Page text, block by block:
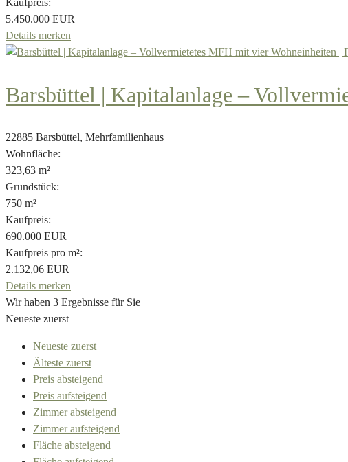
5.450.000 EUR
Details merken
Barsbüttel | Kapitalanlage –
22885 Barsbüttel, Mehrfamilienhaus
Wohnfläche:
323,63 m²
Grundstück:
750 m²
Kaufpreis:
690.000 EUR
Kaufpreis pro m²:
2.132,06 EUR
Details merken
Wir haben 3 Ergebnisse für Sie
Neueste zuerst
Neueste zuerst
Älteste zuerst
Preis absteigend
Preis aufsteigend
Zimmer absteigend
Zimmer aufsteigend
Fläche absteigend